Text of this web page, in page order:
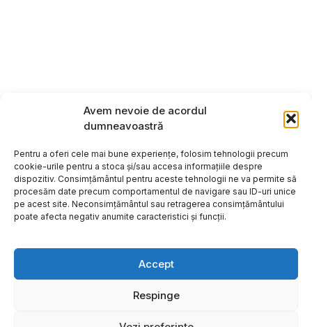
Avem nevoie de acordul
dumneavoastră
Pentru a oferi cele mai bune experiențe, folosim tehnologii precum
cookie-urile pentru a stoca și/sau accesa informațiile despre
dispozitiv. Consimțământul pentru aceste tehnologii ne va permite să
procesăm date precum comportamentul de navigare sau ID-uri unice
pe acest site. Neconsimțământul sau retragerea consimțământului
poate afecta negativ anumite caracteristici și funcții.
Accept
Respinge
Copyright ©2026